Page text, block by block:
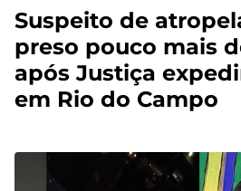
Suspeito de
preso pouco mais
após Justiça
em Rio do Campo